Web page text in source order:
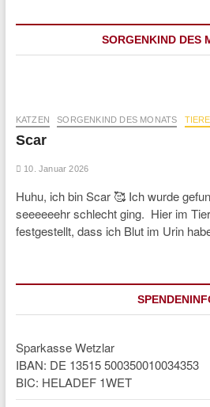
SORGENKIND DES
KATZEN SORGENKIND DES MONATS TIERE
Scar
10. Januar 2026
Huhu, ich bin Scar 🥰 Ich wurde
seeeeeehr schlecht ging. Hier im
festgestellt, dass ich Blut im Urin
Sparkasse Wetzlar
IBAN: DE 13515 500350010034353
BIC: HELADEF 1WET